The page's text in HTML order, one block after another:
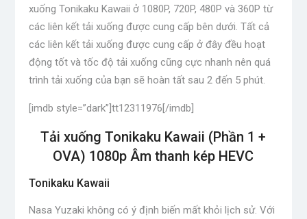
xuống Tonikaku Kawaii ở 1080P, 720P, 480P và 360P từ
các liên kết tải xuống được cung cấp bên dưới. Tất cả
các liên kết tải xuống được cung cấp ở đây đều hoạt
động tốt và tốc độ tải xuống cũng cực nhanh nên quá
trình tải xuống của bạn sẽ hoàn tất sau 2 đến 5 phút.
[imdb style=”dark”]tt12311976[/imdb]
Tải xuống Tonikaku Kawaii (Phần 1 +
OVA) 1080p Âm thanh kép HEVC
Tonikaku Kawaii
Nasa Yuzaki không có ý định biến mất khỏi lịch sử. Với